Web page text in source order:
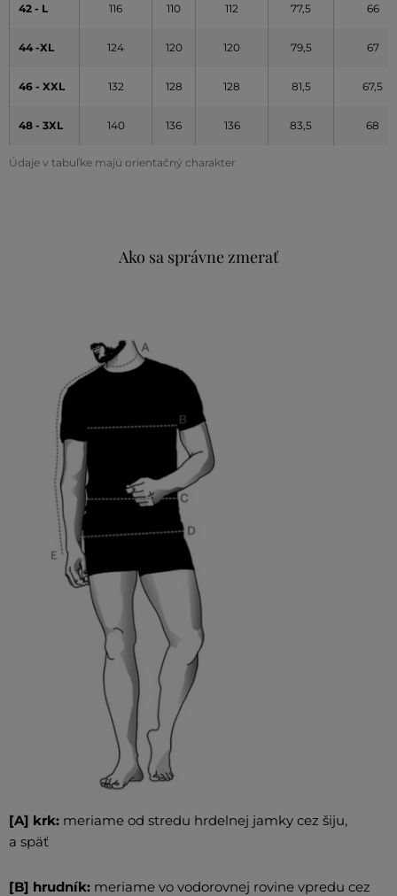
Údaje v tabuľke majú orientačný charakter
42 - L 116 110 112 77,5 66
44 -XL 124 120 120 79,5 67
46 - XXL 132 128 128 81,5 67,5
48 - 3XL 140 136 136 83,5 68
Ako sa správne zmerať
[A] krk: meriame od stredu hrdelnej jamky cez šiju,
a späť
[B] hrudník: meriame vo vodorovnej rovine vpredu cez